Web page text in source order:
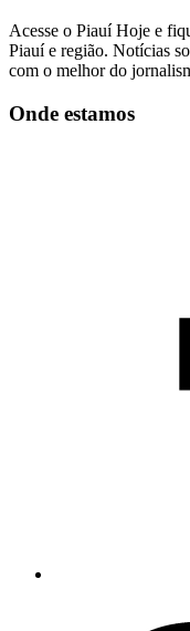
Acesse o Piauí Hoje e
Piauí e região. Notícias
com o melhor do
Onde estamos